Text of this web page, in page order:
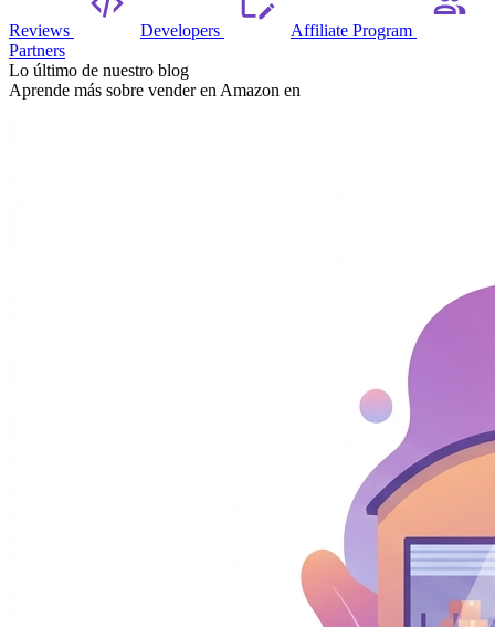
Reviews Developers
Affiliate Program
Partners
Lo último de nuestro blog
Aprende más sobre vender en Amazon en